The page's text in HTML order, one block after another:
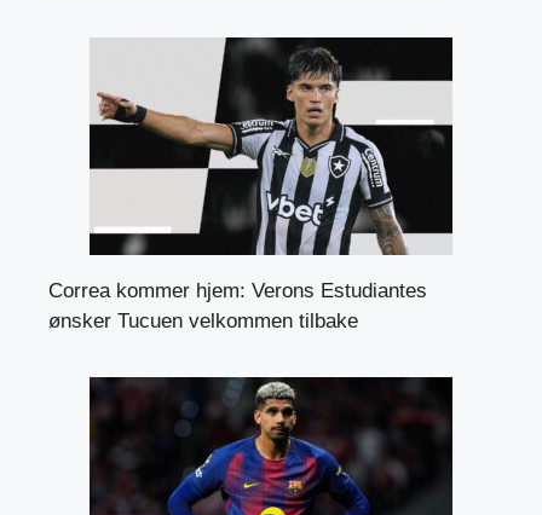
Correa kommer hjem: Verons Estudiantes
ønsker Tucuen velkommen tilbake